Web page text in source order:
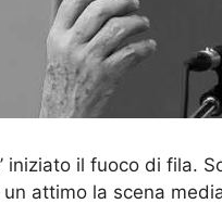
iniziato il fuoco di fila.
attimo la scena